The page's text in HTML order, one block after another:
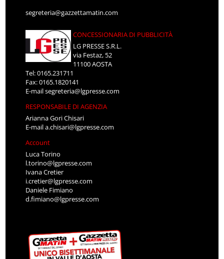
segreteria@gazzettamatin.com
CONCESSIONARIA DI PUBBLICITÀ
LG PRESSE S.R.L.
via Festaz, 52
11100 AOSTA
Tel: 0165.231711
Fax: 0165.1820141
E-mailsegreteria@lgpresse.com
RESPONSABILE DI AGENZIA
Arianna Gori Chisari
E-maila.chisari@lgpresse.com
Account
Luca Torino
l.torino@lgpresse.com
Ivana Cretier
i.cretier@lgpresse.com
Daniele Fimiano
d.fimiano@lgpresse.com